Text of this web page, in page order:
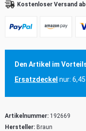
Artikelnummer: 192669
Hersteller: Braun
Kostenloser Versand
Den Artikel im
Ersatzdeckel nur: